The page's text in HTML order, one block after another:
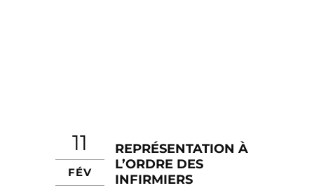
11
FÉV
REPRÉSENTATION À
L’ORDRE DES
INFIRMIERS